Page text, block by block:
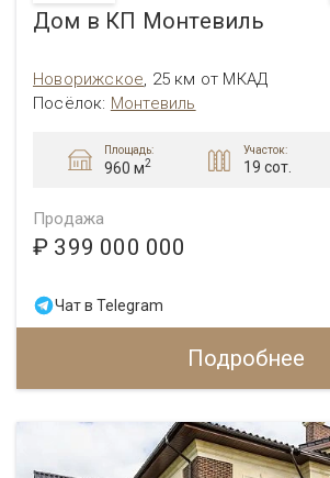
Дом в КП Монтевиль
Новорижское, 25 км от МКАД
Посёлок: Монтевиль
Площадь:
960 м2
Участок:
19 сот.
Продажа
₽ 399 000 000
Чат в Telegram
Подробнее